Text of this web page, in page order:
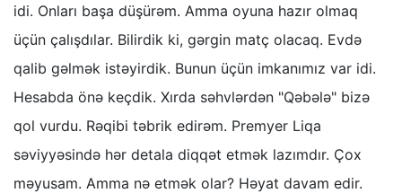
idi. Onları başa düşürəm. Amma oyuna hazır olmaq
üçün çalışdılar. Bilirdik ki, gərgin matç olacaq. Evdə
qalib gəlmək istəyirdik. Bunun üçün imkanımız var idi.
Hesabda önə keçdik. Xırda səhvlərdən "Qəbələ" bizə
qol vurdu. Rəqibi təbrik edirəm. Premyer Liqa
səviyyəsində hər detala diqqət etmək lazımdır. Çox
məyusam. Amma nə etmək olar? Həyat davam edir.